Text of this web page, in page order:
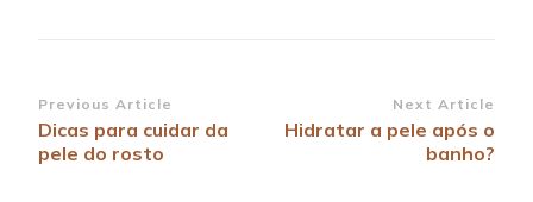
Post
Navigation
Previous Article
Dicas para cuidar da
pele do rosto
Next Article
Hidratar a pele após o
banho?